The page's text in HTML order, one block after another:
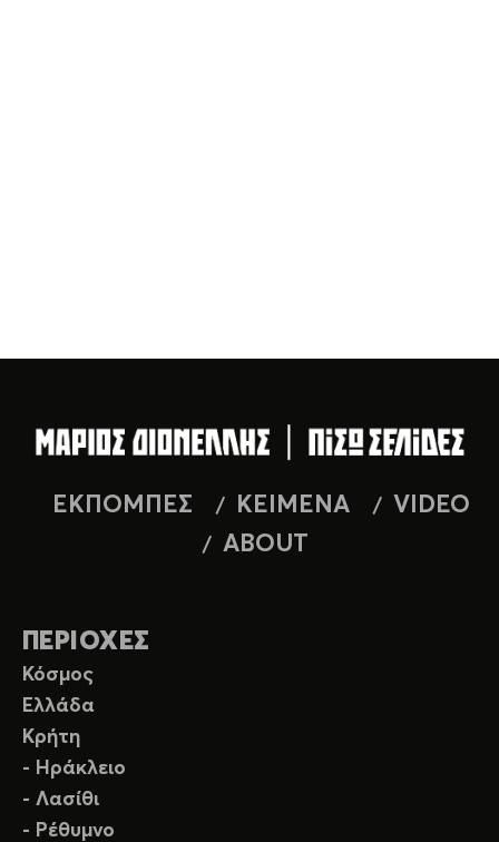
ΕΚΠΟΜΠΕΣ ΚΕΙΜΕΝΑ
VIDEO
ABOUT
ΠΕΡΙΟΧΕΣ
Κόσμος
Ελλάδα
Κρήτη
- Ηράκλειο
- Λασίθι
- Ρέθυμνο